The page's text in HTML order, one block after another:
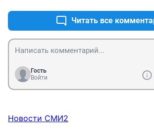
Читать все
Гость
Войти
Новости СМИ2